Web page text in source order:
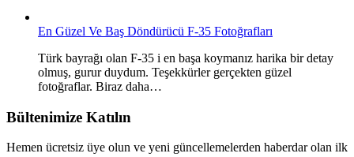
En Güzel Ve Baş Döndürücü F-35 Fotoğrafları
Türk bayrağı olan F-35 i en başa koymanız harika bir detay
olmuş, gurur duydum. Teşekkürler gerçekten güzel
fotoğraflar. Biraz daha…
Bültenimize Katılın
Hemen ücretsiz üye olun ve yeni güncellemelerden haberdar olan ilk